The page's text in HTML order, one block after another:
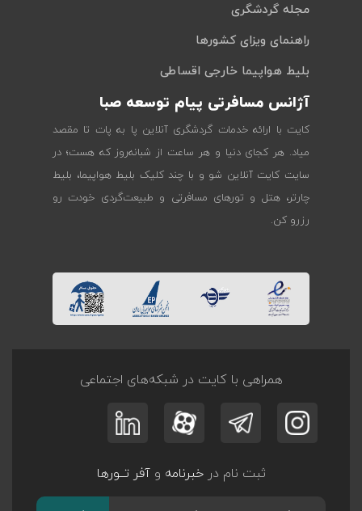
مجله گردشگری
راهنمای ویزای کشورها
بلیط هواپیما خارجی اقساطی
آژانس مسافرتی پیام توسعه صبا
کایت با ارائه خدمات گردشگری آنلاین پا به پات تا مقصد
میاد. هر کجای دنیا و هر ساعت از شبانه‌روز که هست؛ در
سایت کایت آنلاین شو و با چند کلیک بلیط هواپیما، بلیط
چارتر، هتل و تورهای مسافرتی و طبیعت‌گردی خودت رو
رزرو کن.
همراهی با کایت در شبکه‌های اجتماعی
ثبت نام درخبرنامه وآفر تــورها